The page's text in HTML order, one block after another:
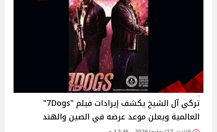
تركي آل الشيخ يكشف إيرادات فيلم "7Dogs"
العالمية ويعلن موعد عرضه في الصين والهند